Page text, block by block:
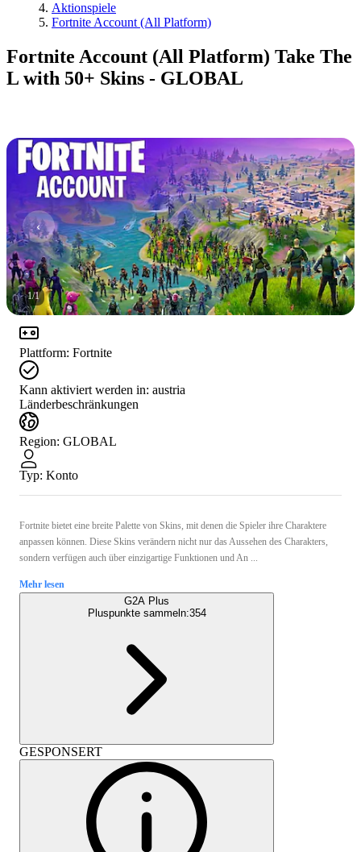
Aktionspiele
Fortnite Account (All Platform)
Fortnite Account (All Platform) Take The
L with 50+ Skins - GLOBAL
1/1
Plattform: Fortnite
Kann aktiviert werden in: austria
Länderbeschränkungen
Region: GLOBAL
Typ: Konto
Fortnite bietet eine breite Palette von Skins, mit denen die Spieler ihre Charaktere
anpassen können. Diese Skins verändern nicht nur das Aussehen des Charakters,
sondern verfügen auch über einzigartige Funktionen und An ...
Mehr lesen
G2A Plus
Pluspunkte sammeln:354
GESPONSERT